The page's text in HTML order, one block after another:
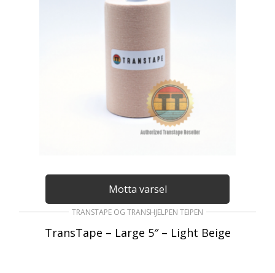
Motta varsel
TRANSTAPE OG TRANSHJELPEN TEIPEN
TransTape – Large 5″ – Light Beige